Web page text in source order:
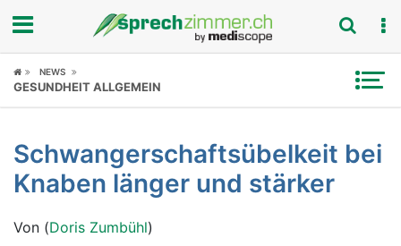
Fokus
Symptome
NEWS
GESUNDHEIT ALLGEMEIN
Schwangerschaftsübelkeit bei
Knaben länger und stärker
Von (Doris Zumbühl)